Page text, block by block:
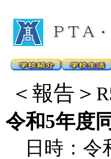
＜報告＞
令和5年度
日時：令